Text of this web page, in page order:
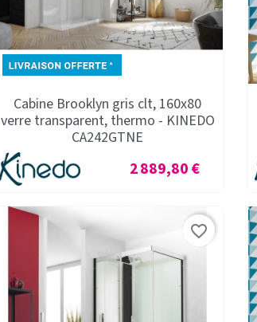
Cabine Brooklyn gris clt, 160x80
verre transparent, thermo - KINEDO
CA242GTNE
Prix
2 889,80 €
favorite_border